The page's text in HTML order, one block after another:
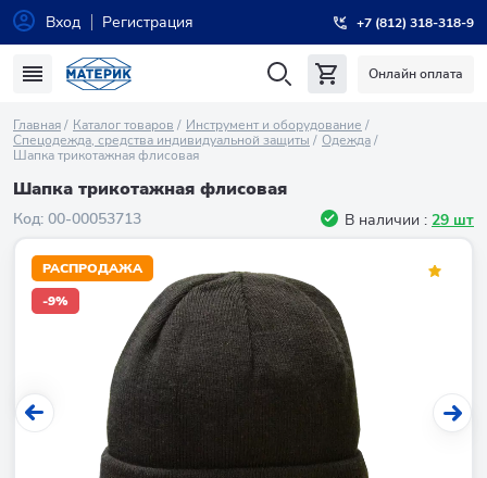
Вход Регистрация +7 (812) 318-318-9
Онлайн оплата
Главная Каталог товаров
Инструмент и оборудование
Спецодежда, средства индивидуальной защиты
Одежда
Шапка трикотажная флисовая
Шапка трикотажная флисовая
Код: 00-00053713 В наличии : 29 шт
РАСПРОДАЖА
-9%